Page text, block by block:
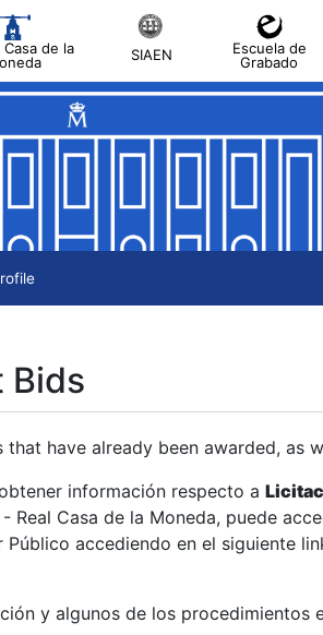
de la
SIAEN
Escuela de
Grabado
Bids
have already been awarded, as
información respecto a
Real Casa de la Moneda, puede
accediendo en el siguiente
y algunos de los procedimientos